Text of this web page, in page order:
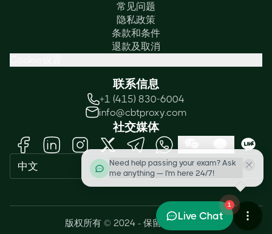
常见问题
隐私政策
条款和条件
退款及取消
联系信息
+1 (415) 830-6004
info@cbtproxy.com
社交媒体
中文
版权所有 © 2024 - 保留所有权利。
Need help passing your exam? Ask
me anything — I'm here 24/7!
1
Live Chat